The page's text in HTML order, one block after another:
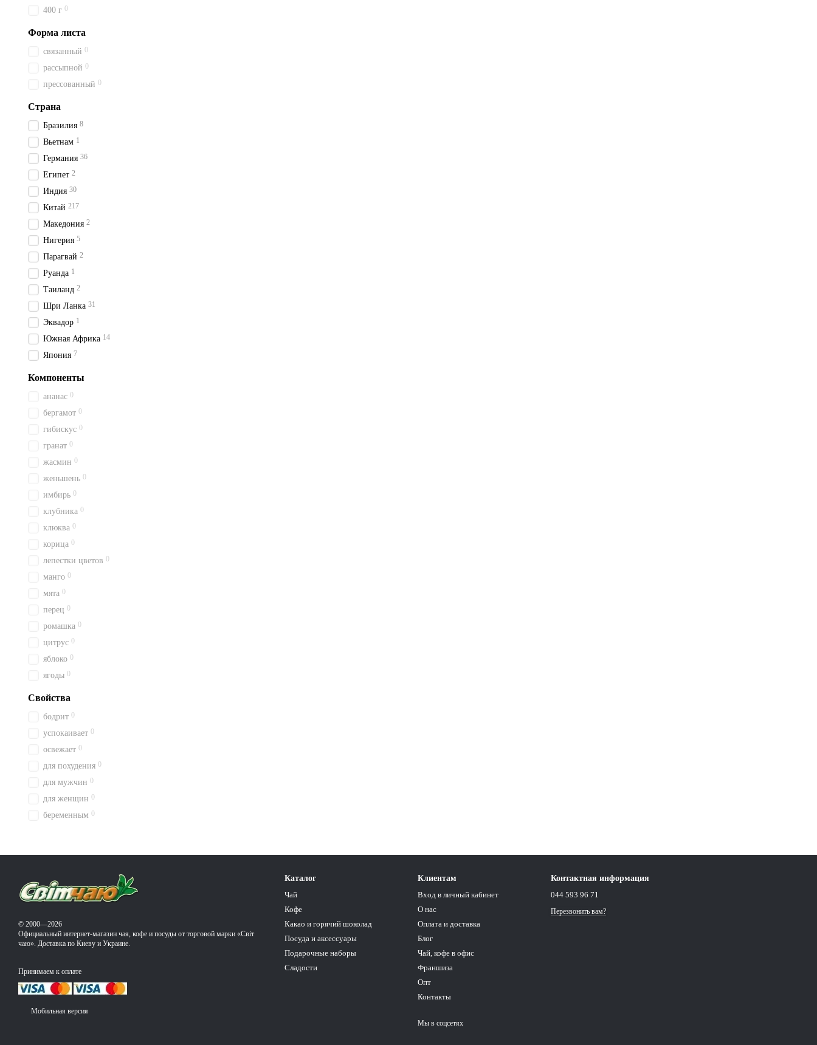
400 г 0
Форма листа
связанный 0
рассыпной 0
прессованный 0
Страна
Бразилия 8
Вьетнам 1
Германия 36
Египет 2
Индия 30
Китай 217
Македония 2
Нигерия 5
Парагвай 2
Руанда 1
Таиланд 2
Шри Ланка 31
Эквадор 1
Южная Африка 14
Япония 7
Компоненты
ананас 0
бергамот 0
гибискус 0
гранат 0
жасмин 0
женьшень 0
имбирь 0
клубника 0
клюква 0
корица 0
лепестки цветов 0
манго 0
мята 0
перец 0
ромашка 0
цитрус 0
яблоко 0
ягоды 0
Свойства
бодрит 0
успокаивает 0
освежает 0
для похудения 0
для мужчин 0
для женщин 0
беременным 0
© 2000—2026
Официальный интернет-магазин чая, кофе и посуды от торговой марки «Світ
чаю». Доставка по Киеву и Украине.
Принимаем к оплате
Мобильная версия
Каталог
Чай
Кофе
Какао и горячий шоколад
Посуда и аксессуары
Подарочные наборы
Сладости
Клиентам
Вход в личный кабинет
О нас
Оплата и доставка
Блог
Чай, кофе в офис
Франшиза
Опт
Контакты
Мы в соцсетях
Контактная информация
044 593 96 71
Перезвонить вам?